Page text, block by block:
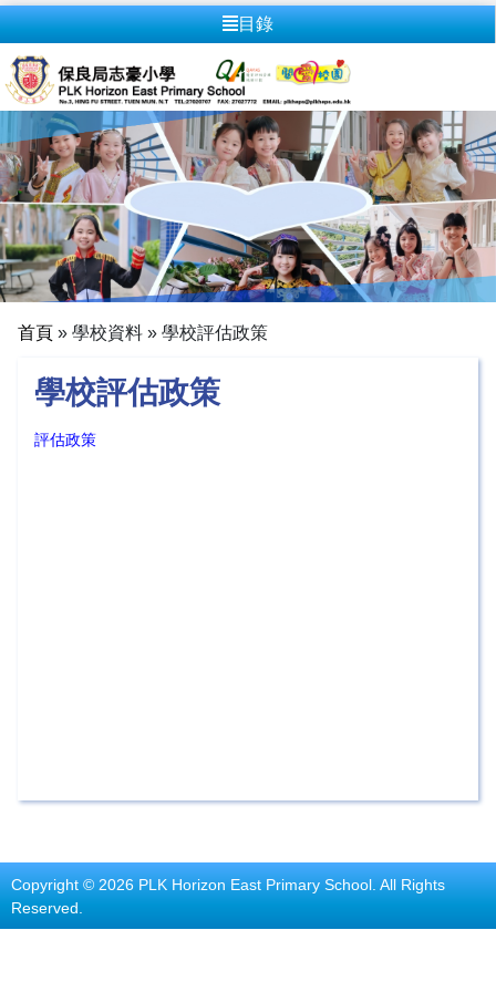
目錄
首頁 » 學校資料 » 學校評估政策
學校評估政策
評估政策
Copyright © 2026 PLK Horizon East Primary School. All Rights
Reserved.